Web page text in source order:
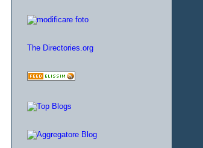
The Directories.org